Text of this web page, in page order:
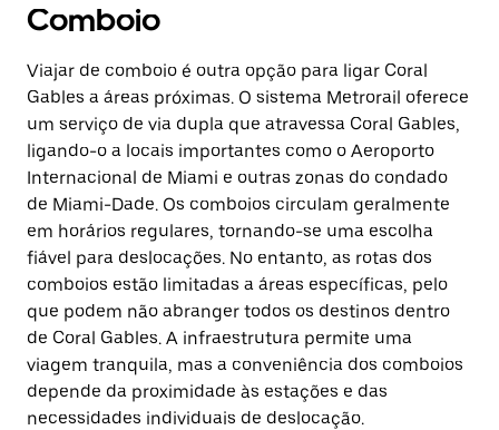
Comboio
Viajar de comboio é outra opção para ligar Coral
Gables a áreas próximas. O sistema Metrorail oferece
um serviço de via dupla que atravessa Coral Gables,
ligando-o a locais importantes como o Aeroporto
Internacional de Miami e outras zonas do condado
de Miami-Dade. Os comboios circulam geralmente
em horários regulares, tornando-se uma escolha
fiável para deslocações. No entanto, as rotas dos
comboios estão limitadas a áreas específicas, pelo
que podem não abranger todos os destinos dentro
de Coral Gables. A infraestrutura permite uma
viagem tranquila, mas a conveniência dos comboios
depende da proximidade às estações e das
necessidades individuais de deslocação.